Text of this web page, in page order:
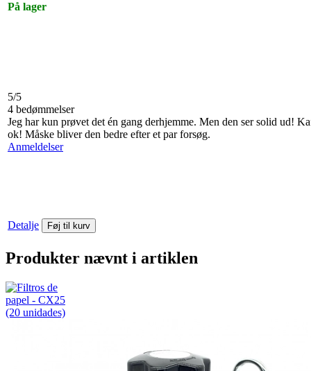
På lager
5/5
4 bedømmelser
Jeg har kun prøvet det én gang derhjemme. Men den ser solid ud!
ok! Måske bliver den bedre efter et par forsøg.
Anmeldelser
Detalje Føj til kurv
Produkter nævnt i artiklen